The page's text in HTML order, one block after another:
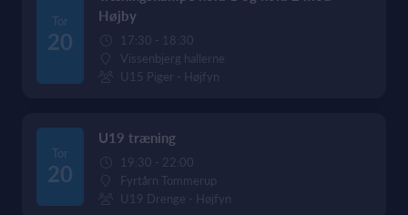
Tor
20
Højby
17:30 - 18:30
Vissenbjerg hallerne
U15 Piger - Højfyn
Tor
20
U19 træning
19:30 - 22:00
Fyrtårn Tommerup
U19 Drenge - Højfyn